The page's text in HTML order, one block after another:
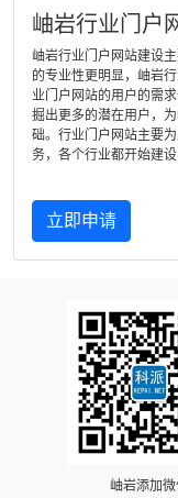
岫岩行业门户
岫岩行业门户网站建设
的专业性更明显，岫岩
业门户网站的用户的需
掘出更多的潜在用户，
础。行业门户网站主要
务，各个行业都开始建设
立即申请
岫岩添加